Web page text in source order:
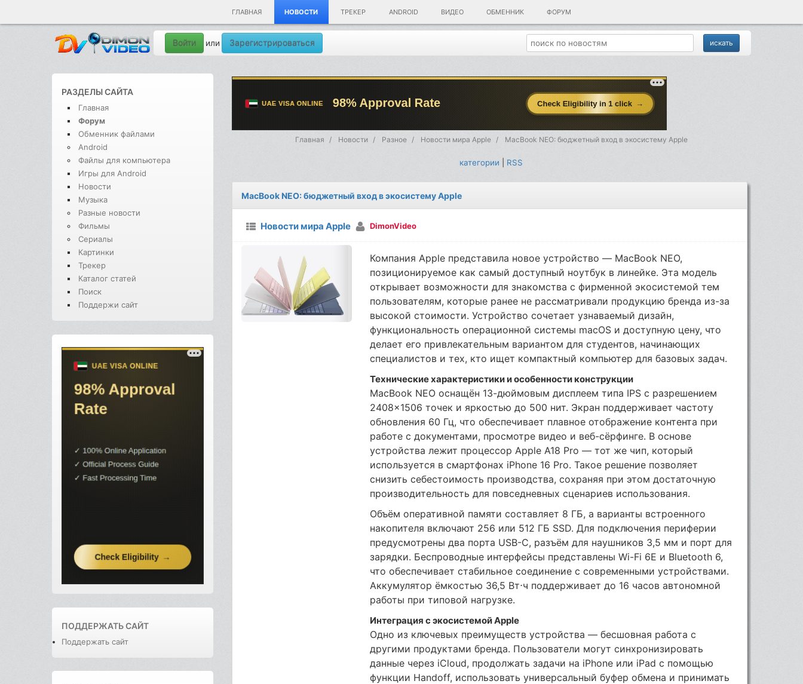
ГЛАВНАЯ НОВОСТИ ТРЕКЕР ANDROID ВИДЕО ОБМЕННИК ФОРУМ
Войти или Зарегистрироваться
РАЗДЕЛЫ САЙТА
Главная
Форум
Обменник файлами
Android
Файлы для компьютера
Игры для Android
Новости
Музыка
Разные новости
Фильмы
Сериалы
Картинки
Трекер
Каталог статей
Поиск
Поддержи сайт
ПОДДЕРЖАТЬ САЙТ
Поддержать сайт
Главная Новости Разное Новости мира Apple MacBook NEO: бюджетный вход в экосистему Apple
категории RSS
MacBook NEO: бюджетный вход в экосистему Apple
Новости мира Apple DimonVideo
Компания Apple представила новое устройство — MacBook NEO,
позиционируемое как самый доступный ноутбук в линейке. Эта модель
открывает возможности для знакомства с фирменной экосистемой тем
пользователям, которые ранее не рассматривали продукцию бренда из-за
высокой стоимости. Устройство сочетает узнаваемый дизайн,
функциональность операционной системы macOS и доступную цену, что
делает его привлекательным вариантом для студентов, начинающих
специалистов и тех, кто ищет компактный компьютер для базовых задач.
Технические характеристики и особенности конструкции
MacBook NEO оснащён 13-дюймовым дисплеем типа IPS с разрешением
2408×1506 точек и яркостью до 500 нит. Экран поддерживает частоту
обновления 60 Гц, что обеспечивает плавное отображение контента при
работе с документами, просмотре видео и веб-сёрфинге. В основе
устройства лежит процессор Apple A18 Pro — тот же чип, который
используется в смартфонах iPhone 16 Pro. Такое решение позволяет
снизить себестоимость производства, сохраняя при этом достаточную
производительность для повседневных сценариев использования.
Объём оперативной памяти составляет 8 ГБ, а варианты встроенного
накопителя включают 256 или 512 ГБ SSD. Для подключения периферии
предусмотрены два порта USB-C, разъём для наушников 3,5 мм и порт для
зарядки. Беспроводные интерфейсы представлены Wi-Fi 6E и Bluetooth 6,
что обеспечивает стабильное соединение с современными устройствами.
Аккумулятор ёмкостью 36,5 Вт⋅ч поддерживает до 16 часов автономной
работы при типовой нагрузке.
Интеграция с экосистемой Apple
Одно из ключевых преимуществ устройства — бесшовная работа с
другими продуктами бренда. Пользователи могут синхронизировать
данные через iCloud, продолжать задачи на iPhone или iPad с помощью
функции Handoff, использовать универсальный буфер обмена и принимать